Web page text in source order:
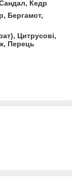
Кедр
Бергамот,
Цитрусові,
Перець